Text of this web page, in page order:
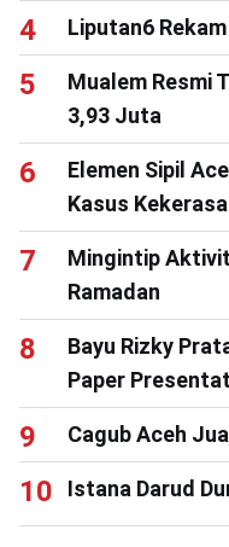
Liputan6
Mualem Resmi
3,93 Juta
Elemen Sipil
Kasus
Mingintip
Ramadan
Bayu Rizky
Paper
Cagub Aceh
Istana Darud